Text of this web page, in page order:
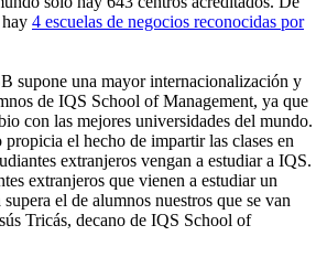
4 escuelas de negocios reconocidas por
supone una mayor internacionalización y
de IQS School of Management, ya que
con las mejores universidades del mundo.
el hecho de impartir las clases en
extranjeros vengan a estudiar a IQS.
extranjeros que vienen a estudiar un
el de alumnos nuestros que se van
Tricás, decano de IQS School of